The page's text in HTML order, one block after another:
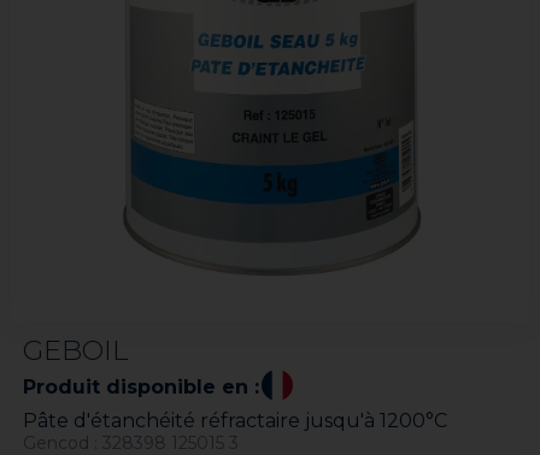
GEBOIL
Produit disponible en :
Pâte d'étanchéité réfractaire jusqu'à 1200°C
Gencod : 328398 125015 3